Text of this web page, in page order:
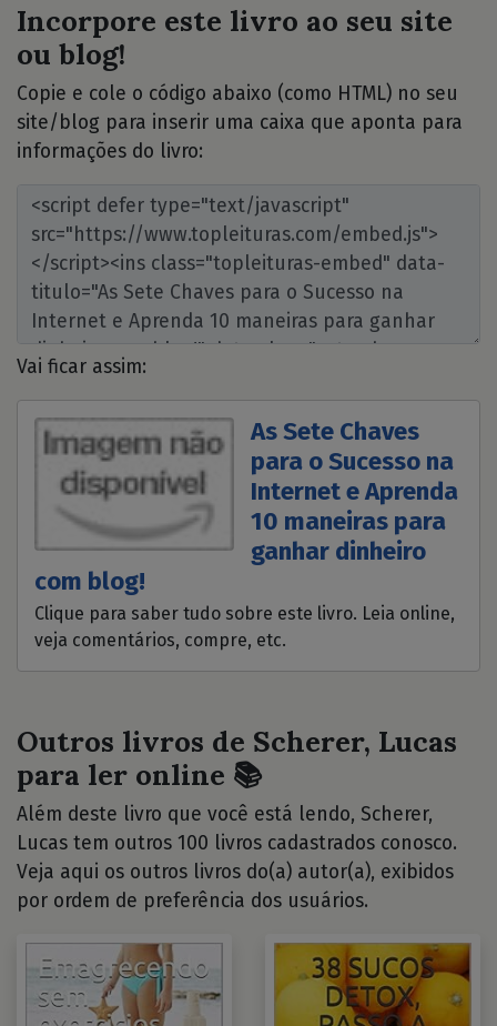
Incorpore este livro ao seu site
ou blog!
Copie e cole o código abaixo (como HTML) no seu
site/blog para inserir uma caixa que aponta para
informações do livro:
Vai ficar assim:
As Sete Chaves
para o Sucesso na
Internet e Aprenda
10 maneiras para
ganhar dinheiro
com blog!
Clique para saber tudo sobre este livro. Leia online,
veja comentários, compre, etc.
Outros livros de Scherer, Lucas
para ler online 📚
Além deste livro que você está lendo, Scherer,
Lucas tem outros 100 livros cadastrados conosco.
Veja aqui os outros livros do(a) autor(a), exibidos
por ordem de preferência dos usuários.